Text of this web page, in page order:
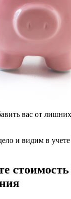
вас от
и видим в
стоимость